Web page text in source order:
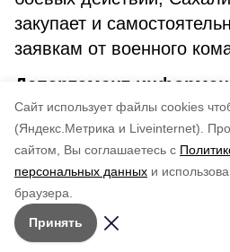
Cайт использует файлы cookies
(Яндекс.Метрика и Liveinternet).
сайтом, Вы соглашаетесь с
персональных данных и
браузера.
Принять
закупает и
заявкам от военного
Департамент
по оценке
5